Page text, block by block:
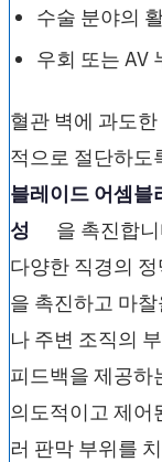
수술 분야의
우회 또는 AV
혈관 벽에 과도
적으로 절단하도
블레이드 어셈블
성
을 촉진합
다양한 직경의
을 촉진하고 마
나 주변 조직의
피드백을 제공하
의도적이고 제어
러 판막 부위를